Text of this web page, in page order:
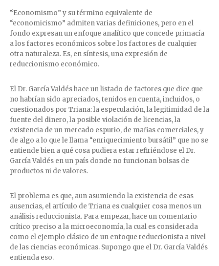
“Economismo” y su término equivalente de
“economicismo” admiten varias definiciones, pero en el
fondo expresan un enfoque analítico que concede primacía
a los factores económicos sobre los factores de cualquier
otra naturaleza. Es, en síntesis, una expresión de
reduccionismo económico.
El Dr. García Valdés hace un listado de factores que dice que
no habrían sido apreciados, tenidos en cuenta, incluidos, o
cuestionados por Triana: la especulación, la legitimidad de la
fuente del dinero, la posible violación de licencias, la
existencia de un mercado espurio, de mafias comerciales, y
de algo a lo que le llama “enriquecimiento bursátil” que no se
entiende bien a qué cosa pudiera estar refiriéndose el Dr.
García Valdés en un país donde no funcionan bolsas de
productos ni de valores.
El problema es que, aun asumiendo la existencia de esas
ausencias, el artículo de Triana es cualquier cosa menos un
análisis reduccionista. Para empezar, hace un comentario
crítico preciso a la microeconomía, la cual es considerada
como el ejemplo clásico de un enfoque reduccionista a nivel
de las ciencias económicas. Supongo que el Dr. García Valdés
entienda eso.